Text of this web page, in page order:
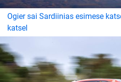
Ogier sai Sardiinias esimese
katsel